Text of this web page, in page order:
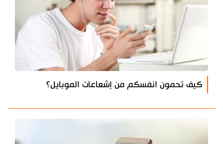
كيف تحمون انفسكم من إشعاعات الموبايل؟